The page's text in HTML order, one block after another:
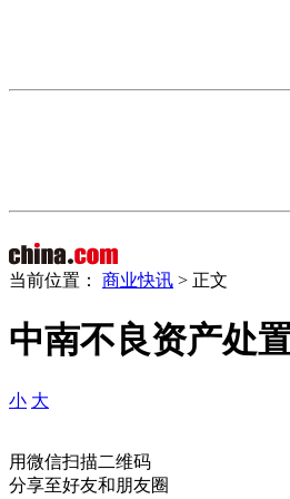
当前位置： 商业快讯 > 正文
中南不良资产处
小 大
用微信扫描二维码
分享至好友和朋友圈